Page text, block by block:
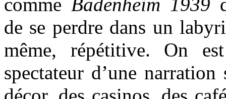
de se perdre dans un
même, répétitive. On
spectateur d’une